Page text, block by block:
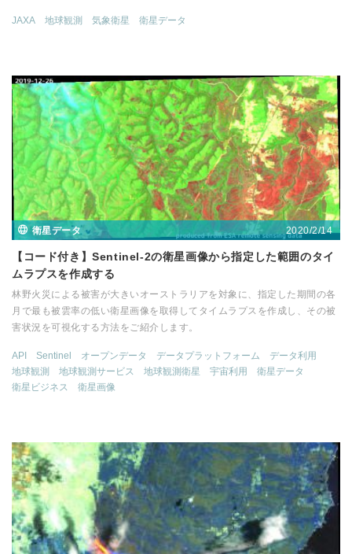
JAXA 地球観測 気象衛星 衛星データ
衛星データ 2020/2/14
【コード付き】Sentinel-2の衛星画像から指定した範囲のタイ
ムラプスを作成する
林野火災による被害が大きいオーストラリアを対象に、指定した期間の各
月で最も被雲率の低い衛星画像を取得してタイムラプスを作成し、その被
害状況を可視化する方法をご紹介します。
API Sentinel オープンデータ データプラットフォーム
データ利用
地球観測
地球観測サービス 地球観測衛星 宇宙利用
衛星データ
衛星ビジネス
衛星画像